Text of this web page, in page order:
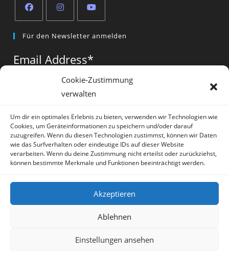
Cookie-Zustimmung
verwalten
Um dir ein optimales Erlebnis zu bieten, verwenden wir Technologien wie
Cookies, um Geräteinformationen zu speichern und/oder darauf
zuzugreifen. Wenn du diesen Technologien zustimmst, können wir Daten
wie das Surfverhalten oder eindeutige IDs auf dieser Website
verarbeiten. Wenn du deine Zustimmung nicht erteilst oder zurückziehst,
können bestimmte Merkmale und Funktionen beeinträchtigt werden.
Akzeptieren
Ablehnen
Einstellungen ansehen
in
new
in
new
in
new
tab
Für den Newsletter anmelden
Email Address*
Vorname*